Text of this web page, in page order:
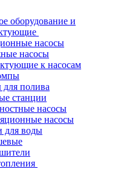
оборудование и
насосы
насосы
к насосам
полива
станции
насосы
насосы
для воды